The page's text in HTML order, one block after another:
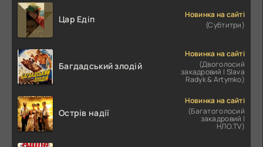
Цар Едіп
Новинка на сайті
(Субтитри)
Багдадський злодій
Новинка на сайті
(Двоголосий
закадровий | Slava
Radyk & Artymko)
Острів надії
Новинка на сайті
(Багатоголосий
закадровий |
НЛО.TV)